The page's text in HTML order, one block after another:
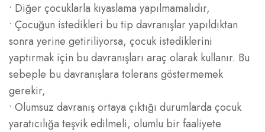
• Diğer çocuklarla kıyaslama yapılmamalıdır,
• Çocuğun istedikleri bu tip davranışlar yapıldıktan
sonra yerine getiriliyorsa, çocuk istediklerini
yaptırmak için bu davranışları araç olarak kullanır. Bu
sebeple bu davranışlara tolerans göstermemek
gerekir,
• Olumsuz davranış ortaya çıktığı durumlarda çocuk
yaratıcılığa teşvik edilmeli, olumlu bir faaliyete